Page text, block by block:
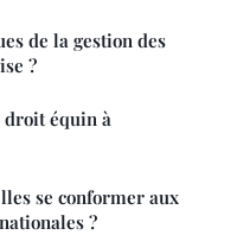
de la gestion des
?
droit équin à
se conformer aux
?